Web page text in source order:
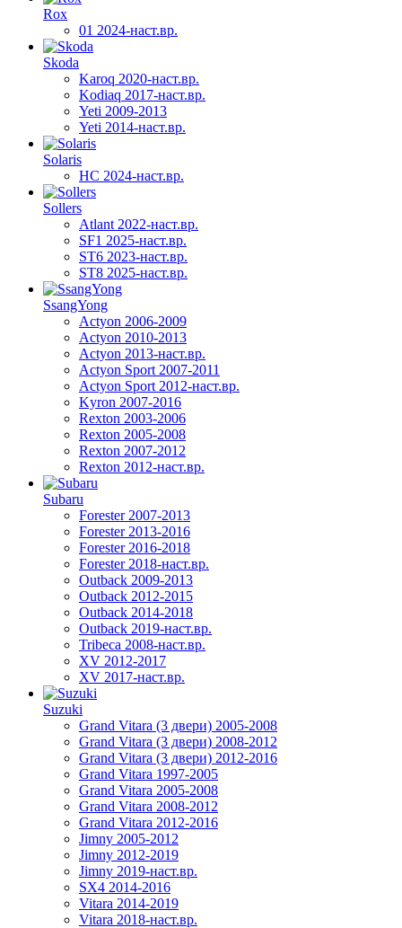
Rox
01 2024-наст.вр.
Skoda
Karoq 2020-наст.вр.
Kodiaq 2017-наст.вр.
Yeti 2009-2013
Yeti 2014-наст.вр.
Solaris
HC 2024-наст.вр.
Sollers
Atlant 2022-наст.вр.
SF1 2025-наст.вр.
ST6 2023-наст.вр.
ST8 2025-наст.вр.
SsangYong
Actyon 2006-2009
Actyon 2010-2013
Actyon 2013-наст.вр.
Actyon Sport 2007-2011
Actyon Sport 2012-наст.вр.
Kyron 2007-2016
Rexton 2003-2006
Rexton 2005-2008
Rexton 2007-2012
Rexton 2012-наст.вр.
Subaru
Forester 2007-2013
Forester 2013-2016
Forester 2016-2018
Forester 2018-наст.вр.
Outback 2009-2013
Outback 2012-2015
Outback 2014-2018
Outback 2019-наст.вр.
Tribeca 2008-наст.вр.
XV 2012-2017
XV 2017-наст.вр.
Suzuki
Grand Vitara (3 двери) 2005-2008
Grand Vitara (3 двери) 2008-2012
Grand Vitara (3 двери) 2012-2016
Grand Vitara 1997-2005
Grand Vitara 2005-2008
Grand Vitara 2008-2012
Grand Vitara 2012-2016
Jimny 2005-2012
Jimny 2012-2019
Jimny 2019-наст.вр.
SX4 2014-2016
Vitara 2014-2019
Vitara 2018-наст.вр.